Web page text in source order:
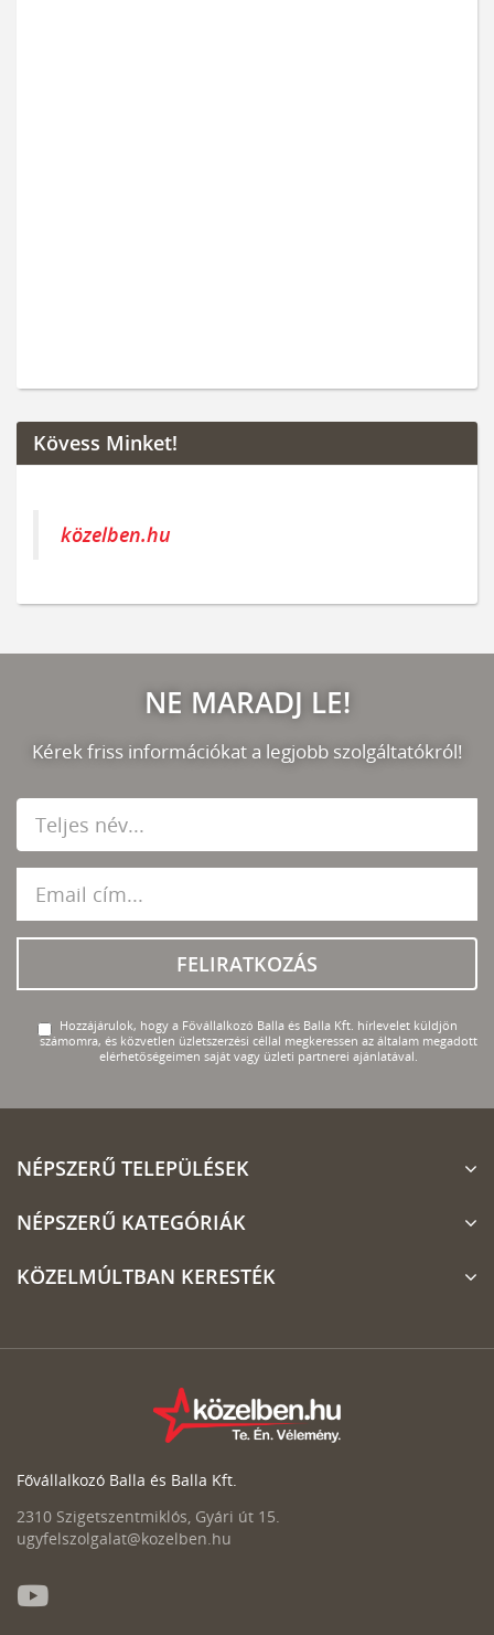
Kövess Minket!
közelben.hu
NE MARADJ LE!
Kérek friss információkat a legjobb szolgáltatókról!
FELIRATKOZÁS
Hozzájárulok, hogy a Fővállalkozó Balla és Balla Kft. hírlevelet küldjön
számomra, és közvetlen üzletszerzési céllal megkeressen az általam megadott
elérhetőségeimen saját vagy üzleti partnerei ajánlatával.
NÉPSZERŰ TELEPÜLÉSEK
NÉPSZERŰ KATEGÓRIÁK
KÖZELMÚLTBAN KERESTÉK
Fővállalkozó Balla és Balla Kft.
2310 Szigetszentmiklós, Gyári út 15.
ugyfelszolgalat@kozelben.hu